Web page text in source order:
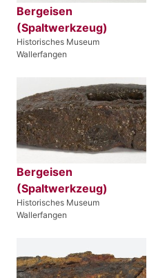
Bergeisen
(Spaltwerkzeug)
Historisches Museum
Wallerfangen
Bergeisen
(Spaltwerkzeug)
Historisches Museum
Wallerfangen